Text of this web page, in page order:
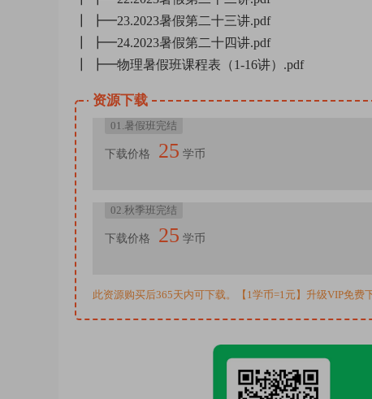
┃ ┣━23.2023暑假第二十三讲.pdf
┃ ┣━24.2023暑假第二十四讲.pdf
┃ ┣━物理暑假班课程表（1-16讲）.pdf
资源下载
01.暑假班完结
下载价格 25 学币
02.秋季班完结
下载价格 25 学币
此资源购买后365天内可下载。【1学币=1元】升级VIP免费